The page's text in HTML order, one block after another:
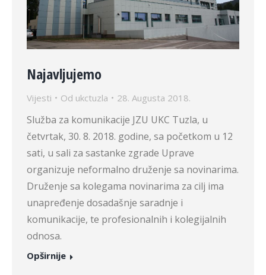
Najavljujemo
Vijesti Od ukctuzla 28. Augusta 2018.
Služba za komunikacije JZU UKC Tuzla, u
četvrtak, 30. 8. 2018. godine, sa početkom u 12
sati, u sali za sastanke zgrade Uprave
organizuje neformalno druženje sa novinarima.
Druženje sa kolegama novinarima za cilj ima
unapređenje dosadašnje saradnje i
komunikacije, te profesionalnih i kolegijalnih
odnosa.
Opširnije